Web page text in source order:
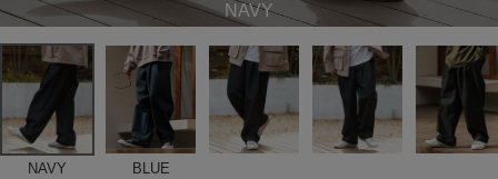
NAVY
NAVY BLUE